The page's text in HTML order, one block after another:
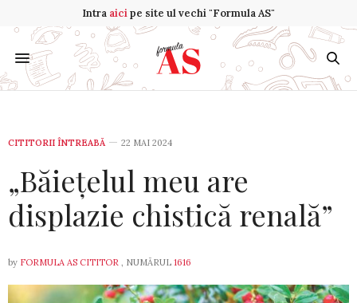
Intra aicipe site ul vechi "Formula AS"
CITITORII ÎNTREABĂ 22 MAI 2024
„Băiețelul meu are
displazie chistică renală”
by FORMULA AS CITITOR , NUMĂRUL 1616